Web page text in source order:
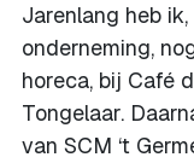
Jarenlang heb
onderneming,
horeca, bij Café
Tongelaar.
van SCM ‘t